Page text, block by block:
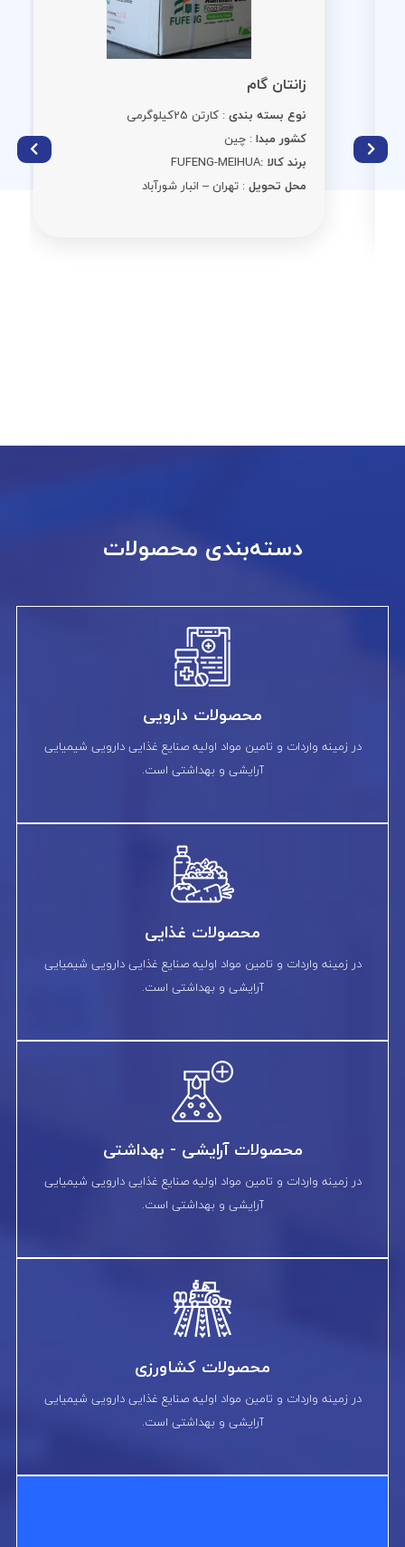
زانتان گام
نوع بسته بندی: کارتن 25کیلوگرمی
کشور مبدا : چین
برند کالا :FUFENG-MEIHUA
محل تحویل: تهران – انبار شورآباد
دسته‌بندی محصولات
محصولات دارویی
در زمینه واردات و تامین مواد اولیه صنایع غذایی دارویی شیمیایی
آرایشی و بهداشتی است.
محصولات غذایی
در زمینه واردات و تامین مواد اولیه صنایع غذایی دارویی شیمیایی
آرایشی و بهداشتی است.
محصولات آرایشی - بهداشتی
در زمینه واردات و تامین مواد اولیه صنایع غذایی دارویی شیمیایی
آرایشی و بهداشتی است.
محصولات کشاورزی
در زمینه واردات و تامین مواد اولیه صنایع غذایی دارویی شیمیایی
آرایشی و بهداشتی است.